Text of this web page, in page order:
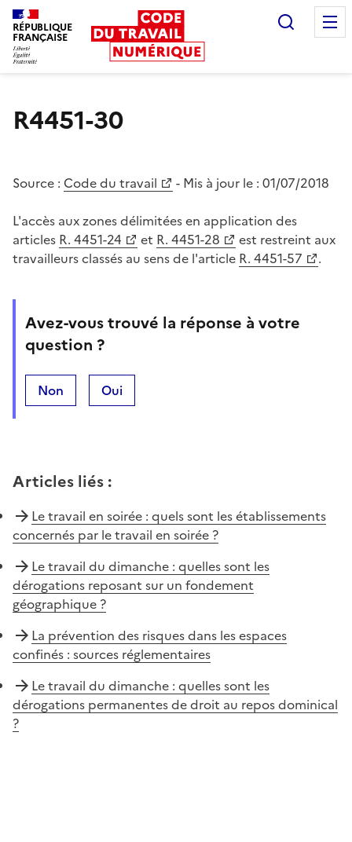
RÉPUBLIQUE
FRANÇAISE
R4451-30
Source : Code du travail - Mis à jour le : 01/07/2018
L'accès aux zones délimitées en application des
articles R. 4451-24 et R. 4451-28
est restreint aux
travailleurs classés au sens de l'article R. 4451-57 .
Avez-vous trouvé la réponse à votre
question ?
Non Oui
Articles liés :
Le travail en soirée : quels sont les établissements
concernés par le travail en soirée ?
Le travail du dimanche : quelles sont les
dérogations reposant sur un fondement
géographique ?
La prévention des risques dans les espaces
confinés : sources réglementaires
Le travail du dimanche : quelles sont les
dérogations permanentes de droit au repos dominical
?